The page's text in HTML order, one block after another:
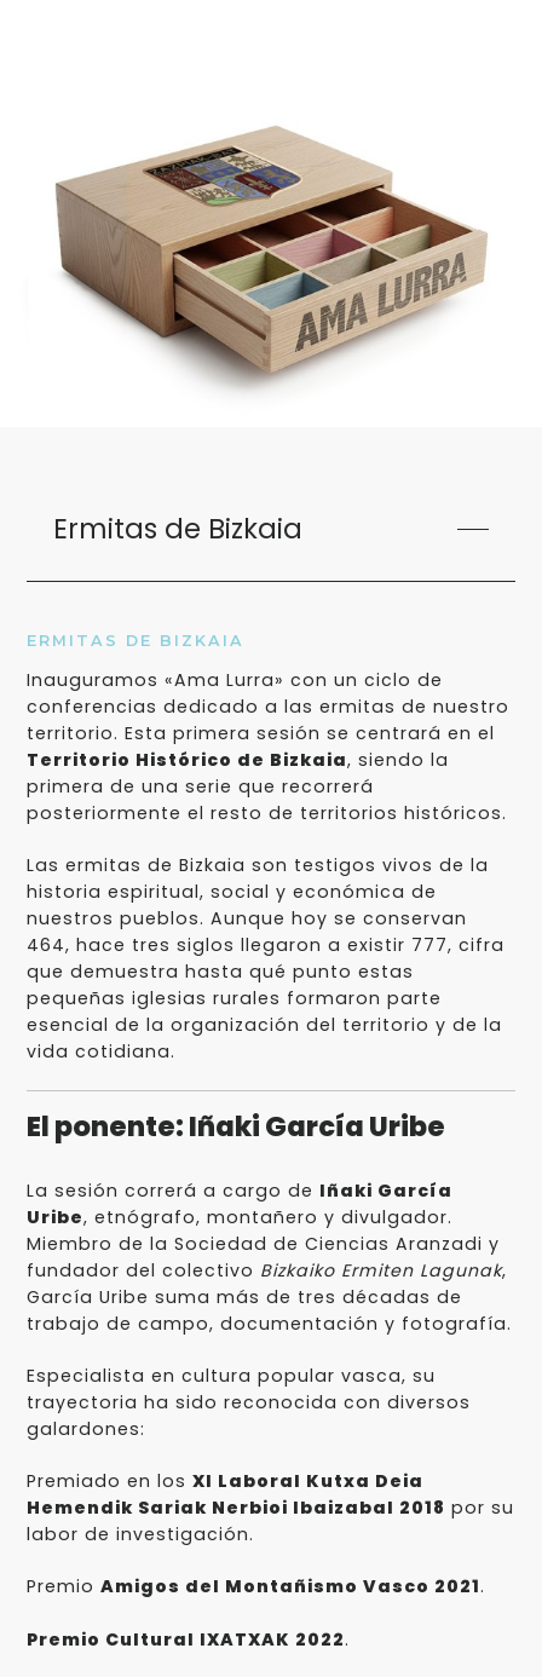
Ermitas de Bizkaia
ERMITAS DE BIZKAIA
Inauguramos «Ama Lurra» con un ciclo de
conferencias dedicado a las ermitas de nuestro
territorio. Esta primera sesión se centrará en el
Territorio Histórico de Bizkaia, siendo la
primera de una serie que recorrerá
posteriormente el resto de territorios históricos.
Las ermitas de Bizkaia son testigos vivos de la
historia espiritual, social y económica de
nuestros pueblos. Aunque hoy se conservan
464, hace tres siglos llegaron a existir 777, cifra
que demuestra hasta qué punto estas
pequeñas iglesias rurales formaron parte
esencial de la organización del territorio y de la
vida cotidiana.
El ponente: Iñaki García Uribe
La sesión correrá a cargo de Iñaki García
Uribe, etnógrafo, montañero y divulgador.
Miembro de la Sociedad de Ciencias Aranzadi y
fundador del colectivo Bizkaiko Ermiten Lagunak,
García Uribe suma más de tres décadas de
trabajo de campo, documentación y fotografía.
Especialista en cultura popular vasca, su
trayectoria ha sido reconocida con diversos
galardones:
Premiado en losXI Laboral Kutxa Deia
Hemendik Sariak Nerbioi Ibaizabal 2018 por su
labor de investigación.
PremioAmigos del Montañismo Vasco 2021.
Premio Cultural IXATXAK 2022.